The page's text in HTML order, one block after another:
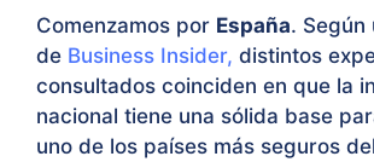
Comenzamos por España. Según
de Business Insider, distintos
consultados coinciden en que la
nacional tiene una sólida base
uno de los países más seguros